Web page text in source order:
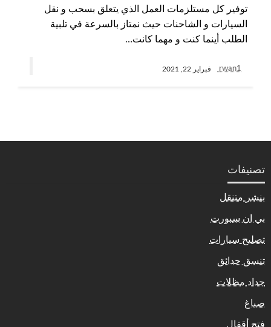
توفير كل مستلزمات العمل الذي يتعلق بسحب و نقل
السيارات و الشاحنات حيث نمتاز بالسرعة في تلبية
الطلب أينما كنت و مهما كانت…
rwan1 فبراير 22, 2021
تصنيفات
بنشر متنقل
بي ان سبورت
تصليح سيارات
تنسق حدائق
حداد مظلات
صباغ
فتح أقفال